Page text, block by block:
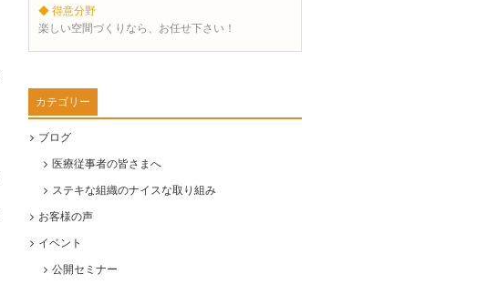
◆ 得意分野
楽しい空間づくりなら、お任せ下さい！
カテゴリー
ブログ
医療従事者の皆さまへ
ステキな組織のナイスな取り組み
お客様の声
イベント
公開セミナー